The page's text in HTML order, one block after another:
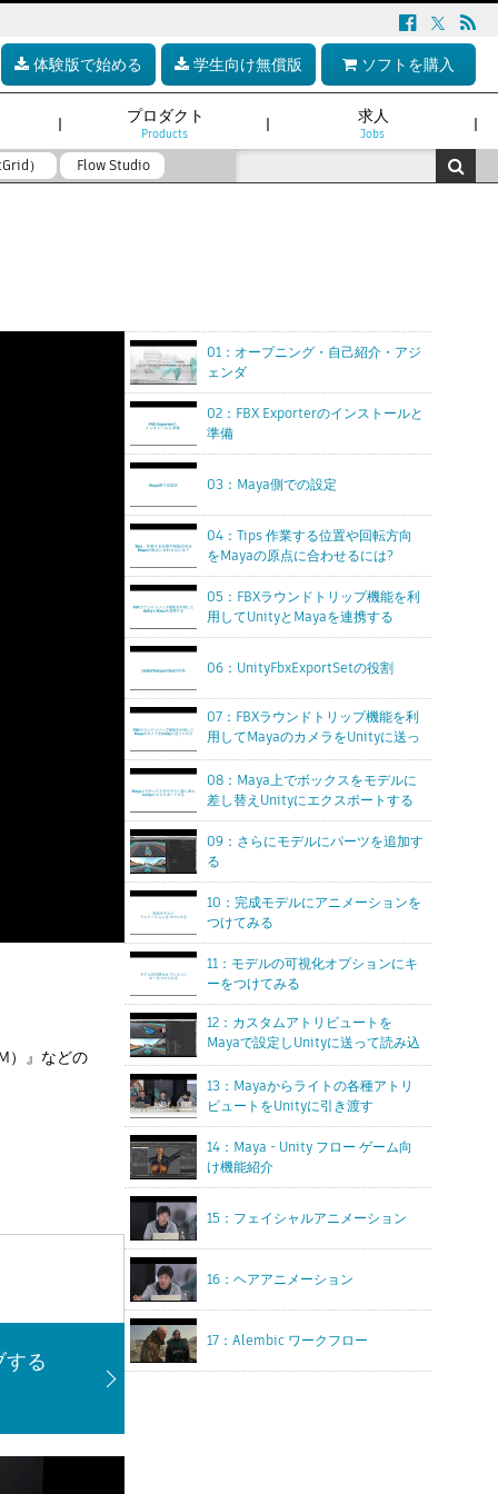
体験版で始める 学生向け無償版 ソフトを購入
プロダクト
Products
求人
Jobs
） Flow Studio
）』などの
る
01：オープニング・自己紹介・アジ
ェンダ
02：FBX Exporterのインストールと
準備
03：Maya側での設定
04：Tips 作業する位置や回転方向
をMayaの原点に合わせるには?
05：FBXラウンドトリップ機能を利
用してUnityとMayaを連携する
06：UnityFbxExportSetの役割
07：FBXラウンドトリップ機能を利
用してMayaのカメラをUnityに送っ
てみる
08：Maya上でボックスをモデルに
差し替えUnityにエクスポートする
09：さらにモデルにパーツを追加す
る
10：完成モデルにアニメーションを
つけてみる
11：モデルの可視化オプションにキ
ーをつけてみる
12：カスタムアトリビュートを
Mayaで設定しUnityに送って読み込
む
13：Mayaからライトの各種アトリ
ビュートをUnityに引き渡す
14：Maya - Unity フロー ゲーム向
け機能紹介
15：フェイシャルアニメーション
16：ヘアアニメーション
17：Alembic ワークフロー